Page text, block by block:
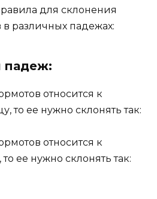
для склонения
различных падежах:
падеж:
относится к
то ее нужно склонять так:
относится к
ее нужно склонять так: